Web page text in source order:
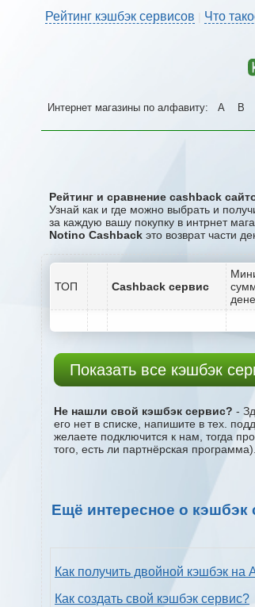
Рейтинг кэшбэк сервисов Что
Интернет магазины по алфавиту: A B
Рейтинг и сравнение cashback
Узнай как и где можно выбрать и
за каждую вашу покупку в интрнет
Notino Cashback это возврат части
ТОП Cashback сервис
Показать все кэшбэк
Не нашли свой кэшбэк сервис? -
его нет в списке, напишите в тех.
желаете подключится к нам, тогда
того, есть ли партнёрская программа).
Ещё интересное о кэшбэк
Как получить двойной кэшбэк на
Как создать свой кэшбэк сервис?